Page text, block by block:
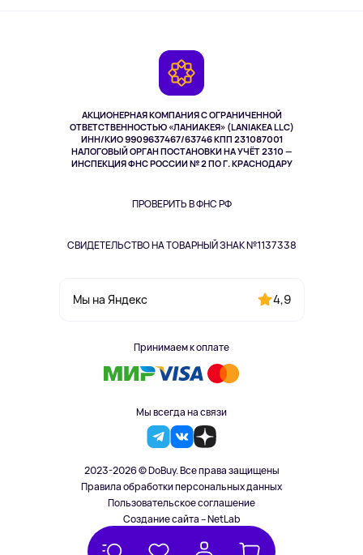
АКЦИОНЕРНАЯ КОМПАНИЯ С ОГРАНИЧЕННОЙ
ОТВЕТСТВЕННОСТЬЮ «ЛАНИАКЕЯ» (LANIAKEA LLC)
ИНН/КИО 9909637467/63746 КПП 231087001
НАЛОГОВЫЙ ОРГАН ПОСТАНОВКИ НА УЧЁТ 2310 —
ИНСПЕКЦИЯ ФНС РОССИИ № 2 ПО Г. КРАСНОДАРУ
ПРОВЕРИТЬ В ФНС РФ
СВИДЕТЕЛЬСТВО НА ТОВАРНЫЙ ЗНАК №1137338
Мы на Яндекс 4,9
Принимаем к оплате
Мы всегда на связи
Одежда и аксессуары
2023-2026 © DoBuy. Все права защищены
Правила обработки персональных данных
Пользовательское соглашение
Создание сайта – NetLab